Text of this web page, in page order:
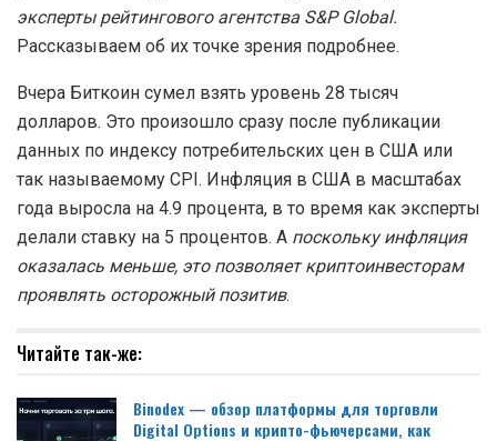
эксперты рейтингового агентства S&P Global.
Рассказываем об их точке зрения подробнее.
Вчера Биткоин сумел взять уровень 28 тысяч
долларов. Это произошло сразу после публикации
данных по индексу потребительских цен в США или
так называемому CPI. Инфляция в США в масштабах
года выросла на 4.9 процента, в то время как эксперты
делали ставку на 5 процентов. А поскольку инфляция
оказалась меньше, это позволяет криптоинвесторам
проявлять осторожный позитив.
Читайте так-же:
Binodex — обзор платформы для торговли
Digital Options и крипто-фьючерсами, как